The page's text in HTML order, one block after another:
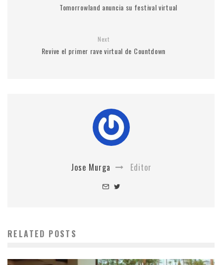
Tomorrowland anuncia su festival virtual
Next
Revive el primer rave virtual de Countdown
Jose Murga Editor
RELATED POSTS